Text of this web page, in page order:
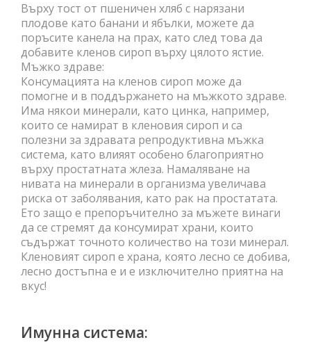
Върху тост от пшеничен хляб с нарязани
плодове като банани и ябълки, можете да
поръсите канела на прах, като след това да
добавите кленов сироп върху цялото ястие.
Мъжко здраве:
Консумацията на кленов сироп може да
помогне и в поддържането на мъжкото здраве.
Има някои минерали, като цинка, например,
които се намират в кленовия сироп и са
полезни за здравата репродуктивна мъжка
система, като влияят особено благоприятно
върху простатната жлеза. Намаляване на
нивата на минерали в организма увеличава
риска от заболявания, като рак на простатата.
Ето защо е препоръчително за мъжете винаги
да се стремят да консумират храни, които
съдържат точното количество на този минерал.
Кленовият сироп е храна, която лесно се добива,
лесно достъпна е и е изключително приятна на
вкус!
Имунна система: